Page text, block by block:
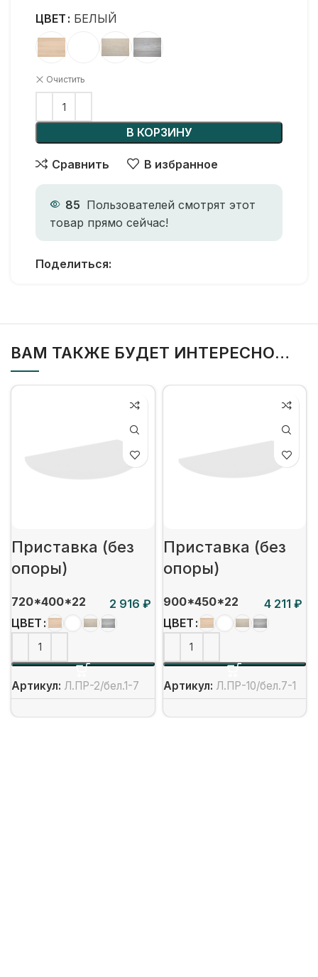
ЦВЕТ БЕЛЫЙ
Очистить
В КОРЗИНУ
Сравнить В избранное
85 Пользователей смотрят этот
товар прямо сейчас!
Поделиться:
ВАМ ТАКЖЕ БУДЕТ ИНТЕРЕСНО…
Приставка (без
опоры)
720*400*22
₽
ЦВЕТ
Артикул: Л.ПР-2/бел.1-7
Приставка (без
опоры)
900*450*22
₽
ЦВЕТ
Артикул: Л.ПР-10/бел.7-1